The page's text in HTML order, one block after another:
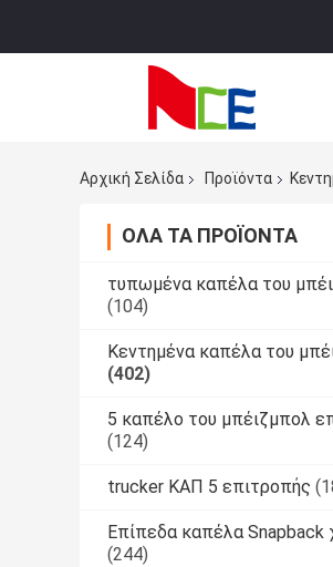
Αρχική Σελίδα
Προϊόντα
ΌΛΑ ΤΑ ΠΡΟΪΌΝΤΑ
τυπωμένα καπέλα του
(104)
Κεντημένα καπέλα του
(402)
5 καπέλο του μπέιζμπολ
(124)
trucker ΚΑΠ 5 επιτροπής
Επίπεδα καπέλα Snapback
(244)